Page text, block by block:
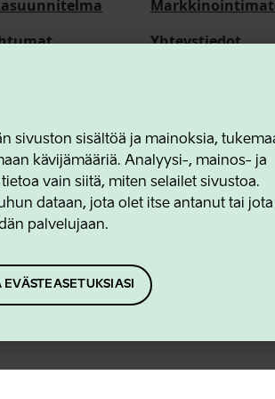
sivuston sisältöä ja mainoksia,
kävijämääriä. Analyysi-, mainos- ja
vain siitä, miten selailet sivustoa.
dataan, jota olet itse antanut tai
palvelujaan.
Yhteystiedot
Business and Innovation Agency